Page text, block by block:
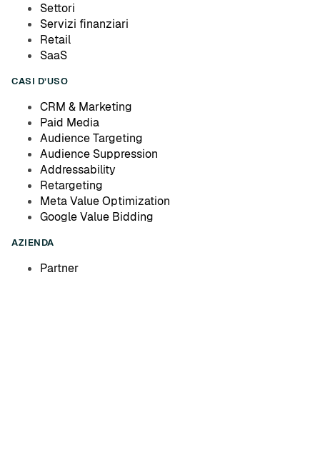
Settori
Servizi finanziari
Retail
SaaS
CASI D’USO
CRM & Marketing
Paid Media
Audience Targeting
Audience Suppression
Addressability
Retargeting
Meta Value Optimization
Google Value Bidding
AZIENDA
Partner